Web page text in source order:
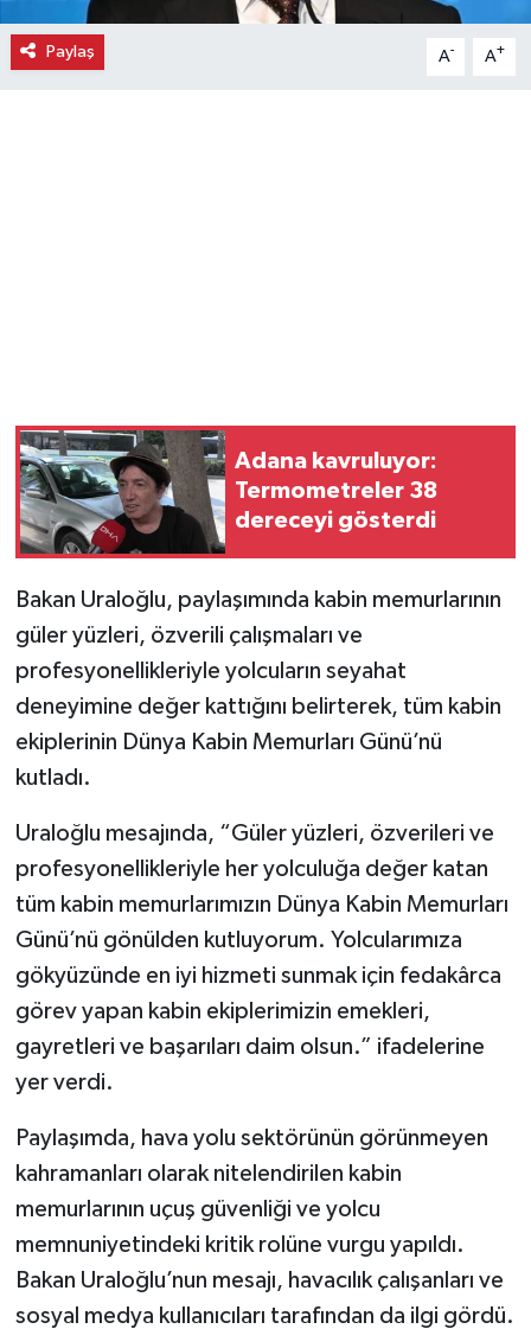
Paylaş A- A+
Adana kavruluyor:
Termometreler 38
dereceyi gösterdi
Bakan Uraloğlu, paylaşımında kabin memurlarının
güler yüzleri, özverili çalışmaları ve
profesyonellikleriyle yolcuların seyahat
deneyimine değer kattığını belirterek, tüm kabin
ekiplerinin Dünya Kabin Memurları Günü’nü
kutladı.
Uraloğlu mesajında, “Güler yüzleri, özverileri ve
profesyonellikleriyle her yolculuğa değer katan
tüm kabin memurlarımızın Dünya Kabin Memurları
Günü’nü gönülden kutluyorum. Yolcularımıza
gökyüzünde en iyi hizmeti sunmak için fedakârca
görev yapan kabin ekiplerimizin emekleri,
gayretleri ve başarıları daim olsun.” ifadelerine
yer verdi.
Paylaşımda, hava yolu sektörünün görünmeyen
kahramanları olarak nitelendirilen kabin
memurlarının uçuş güvenliği ve yolcu
memnuniyetindeki kritik rolüne vurgu yapıldı.
Bakan Uraloğlu’nun mesajı, havacılık çalışanları ve
sosyal medya kullanıcıları tarafından da ilgi gördü.
İlçe Haberleri
Siyaset
Sokak Hayvanlarını Sahiplendirme
Sonsöz Özel
Spor
Vasıta
Yaşam